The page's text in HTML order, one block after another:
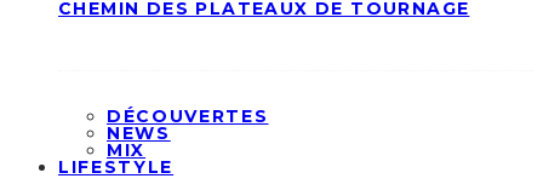
CHEMIN DES PLATEAUX DE TOURNAGE
DÉCOUVERTES
NEWS
MIX
LIFESTYLE